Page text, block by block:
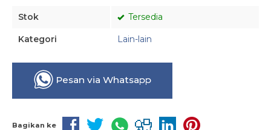
Stok Tersedia
Kategori Lain-lain
Pesan via Whatsapp
Bagikan ke